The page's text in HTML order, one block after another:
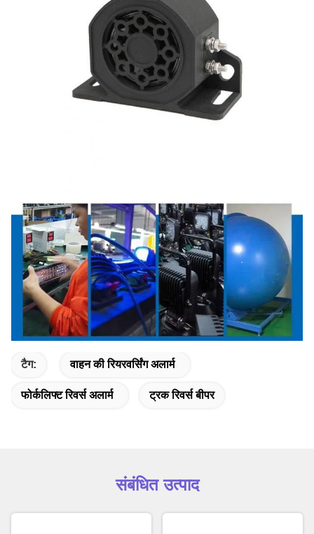
टैग: वाहन की रियरवर्सिंग अलार्म
फोर्कलिफ्ट रिवर्स अलार्म ट्रक रिवर्स बीपर
संबंधित उत्पाद